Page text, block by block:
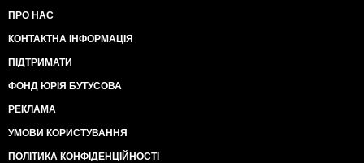
ПРО НАС
КОНТАКТНА ІНФОРМАЦІЯ
ПІДТРИМАТИ
ФОНД ЮРІЯ БУТУСОВА
РЕКЛАМА
УМОВИ КОРИСТУВАННЯ
ПОЛІТИКА КОНФІДЕНЦІЙНОСТІ